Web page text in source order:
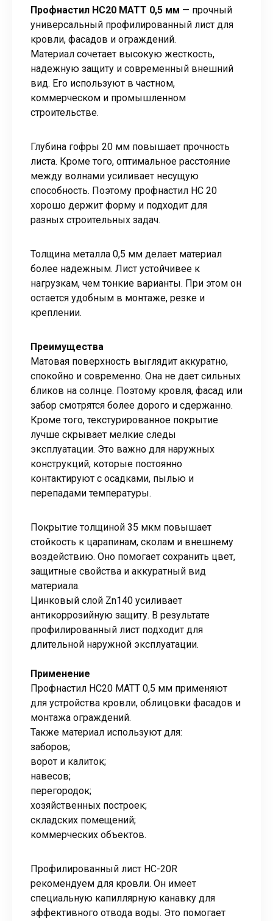
Профнастил НС20 МАТТ 0,5 мм — прочный
универсальный профилированный лист для
кровли, фасадов и ограждений.
Материал сочетает высокую жесткость,
надежную защиту и современный внешний
вид. Его используют в частном,
коммерческом и промышленном
строительстве.
Глубина гофры 20 мм повышает прочность
листа. Кроме того, оптимальное расстояние
между волнами усиливает несущую
способность. Поэтому профнастил НС 20
хорошо держит форму и подходит для
разных строительных задач.
Толщина металла 0,5 мм делает материал
более надежным. Лист устойчивее к
нагрузкам, чем тонкие варианты. При этом он
остается удобным в монтаже, резке и
креплении.
Преимущества
Матовая поверхность выглядит аккуратно,
спокойно и современно. Она не дает сильных
бликов на солнце. Поэтому кровля, фасад или
забор смотрятся более дорого и сдержанно.
Кроме того, текстурированное покрытие
лучше скрывает мелкие следы
эксплуатации. Это важно для наружных
конструкций, которые постоянно
контактируют с осадками, пылью и
перепадами температуры.
Покрытие толщиной 35 мкм повышает
стойкость к царапинам, сколам и внешнему
воздействию. Оно помогает сохранить цвет,
защитные свойства и аккуратный вид
материала.
Цинковый слой Zn140 усиливает
антикоррозийную защиту. В результате
профилированный лист подходит для
длительной наружной эксплуатации.
Применение
Профнастил НС20 МАТТ 0,5 мм применяют
для устройства кровли, облицовки фасадов и
монтажа ограждений.
Также материал используют для:
заборов;
ворот и калиток;
навесов;
перегородок;
хозяйственных построек;
складских помещений;
коммерческих объектов.
Профилированный лист НС-20R
рекомендуем для кровли. Он имеет
специальную капиллярную канавку для
эффективного отвода воды. Это помогает